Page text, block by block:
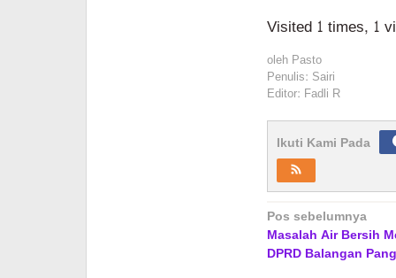
Visited 1 times, 1
oleh Pasto
Penulis: Sairi
Editor: Fadli R
Ikuti Kami Pada
Navigasi
pos
Pos sebelumnya
Masalah Air Bersih
DPRD Balangan